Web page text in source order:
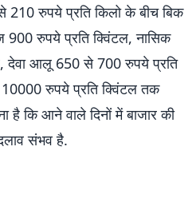
रुपये प्रति किलो के बीच बिक
900 रुपये प्रति क्विंटल, नासिक
देवा आलू 650 से 700 रुपये प्रति
रुपये प्रति क्विंटल तक
है कि आने वाले दिनों में बाजार की
संभव है.